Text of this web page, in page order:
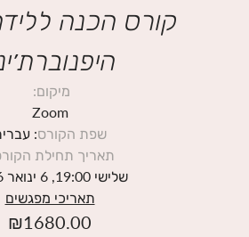
היפנוברת׳ינג
תאריכי קורסים קרובים
קורס הכנה
מיקום:
Zoom
שפת הקורס:
תאריך תחילת
שלישי 19:00, 6 ינואר 2026
תאריכי מפגשים
₪1680.00